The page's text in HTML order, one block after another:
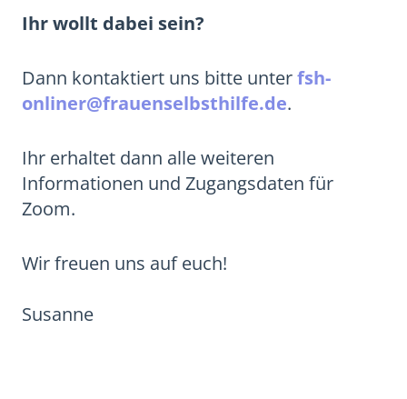
Ihr wollt dabei sein?
Dann kontaktiert uns bitte unterfsh-
onliner@frauenselbsthilfe.de.
Ihr erhaltet dann alle weiteren
Informationen und Zugangsdaten für
Zoom.
Wir freuen uns auf euch!
Susanne